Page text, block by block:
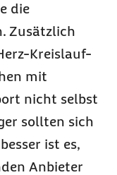
die
Zusätzlich
Kreislauf-
mit
nicht selbst
sollten sich
ist es,
Anbieter